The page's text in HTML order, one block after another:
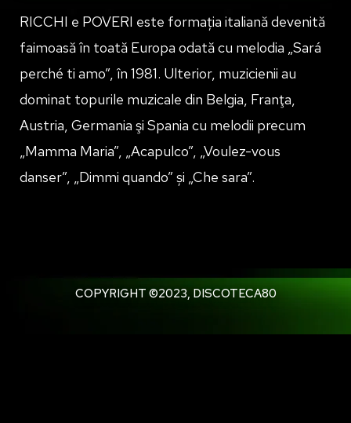
RICCHI e POVERI este formația italiană devenită
faimoasă în toată Europa odată cu melodia „Sará
perché ti amo”, în 1981. Ulterior, muzicienii au
dominat topurile muzicale din Belgia, Franţa,
Austria, Germania şi Spania cu melodii precum
„Mamma Maria”, „Acapulco”, „Voulez-vous
danser”, „Dimmi quando” și „Che sara”.
COPYRIGHT ©2023, DISCOTECA80